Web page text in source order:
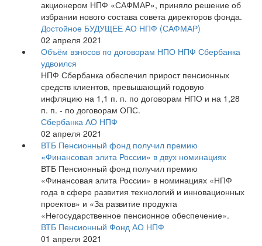
акционером НПФ «САФМАР», приняло решение об
избрании нового состава совета директоров фонда.
Достойное БУДУЩЕЕ АО НПФ (САФМАР)
02 апреля 2021
Объём взносов по договорам НПО НПФ Сбербанка
удвоился
НПФ Сбербанка обеспечил прирост пенсионных
средств клиентов, превышающий годовую
инфляцию на 1,1 п. п. по договорам НПО и на 1,28
п. п. - по договорам ОПС.
Сбербанка АО НПФ
02 апреля 2021
ВТБ Пенсионный фонд получил премию
«Финансовая элита России» в двух номинациях
ВТБ Пенсионный фонд получил премию
«Финансовая элита России» в номинациях «НПФ
года в сфере развития технологий и инновационных
проектов» и «За развитие продукта
«Негосударственное пенсионное обеспечение».
ВТБ Пенсионный Фонд АО НПФ
01 апреля 2021